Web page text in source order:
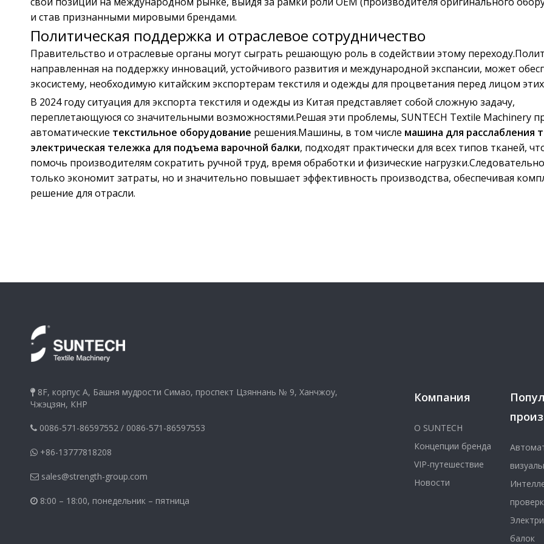
и став признанными мировыми брендами.
Политическая поддержка и отраслевое сотрудничество
Правительство и отраслевые органы могут сыграть решающую роль в содействии этому
направленная на поддержку инноваций, устойчивого развития и международной экспансии, может
экосистему, необходимую китайским экспортерам текстиля и одежды для процветания перед лицом
В 2024 году ситуация для экспорта текстиля и одежды из Китая представляет собой сложную задачу,
переплетающуюся со значительными возможностями.Решая эти проблемы, SUNTECH Textile Machinery
автоматические текстильное оборудование решения.Машины, в том числе машина для расслабления
электрическая тележка для подъема варочной балки, подходят практически для всех типов тканей,
помочь производителям сократить ручной труд, время обработки и физические
только экономит затраты, но и значительно повышает эффективность производства, обеспечивая
решение для отрасли.
 8F, корпус A, Башня мудрости Симао, проспект Цзяннань № 9, Ханчжоу,
Чжэцзян, КНР
 0086-571-86597552 / 0086-571-86597553
 +86-13777818208
 sales@strength-group.com
 8:00 – 18:00, понедельник – пятница
Компания
О SUNTECH
Концепции бренда
VIP-путешествие
Новости
балок